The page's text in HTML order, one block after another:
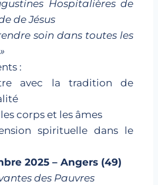
Hospitalières de
de Jésus
soin dans toutes les
:
avec la tradition de
corps et les âmes
spirituelle dans le
2025 – Angers (49)
des Pauvres